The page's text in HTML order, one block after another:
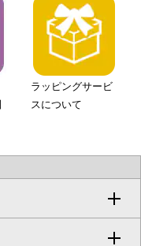
ラッピングサービ
スについて